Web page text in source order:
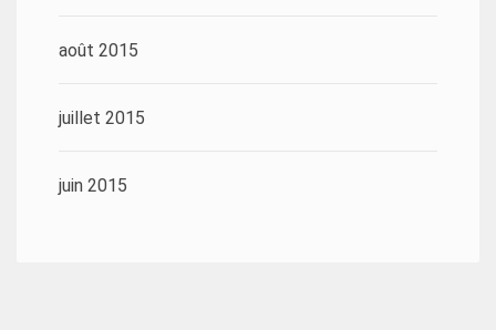
août 2015
juillet 2015
juin 2015